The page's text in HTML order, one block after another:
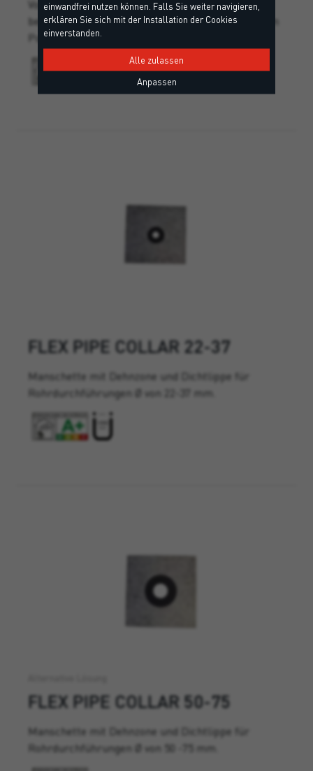
Vorgefertigte Spezial- Außenecke aus TPE–
beschichtetem, querdehnbarem und längsstabilem
Polypropylen-Vlies.
FLEX PIPE COLLAR 22-37
Manschette mit Dehnzone und Dichtlippe für
Rohrdurchführungen Ø von 22-37 mm.
FLEX PIPE COLLAR 50-75
Manschette mit Dehnzone und Dichtlippe für
Rohrdurchführungen Ø von 50 -75 mm.
einwandfrei nutzen können. Falls Sie weiter navigieren,
erklären Sie sich mit der Installation der Cookies
einverstanden.
Alle zulassen
Anpassen